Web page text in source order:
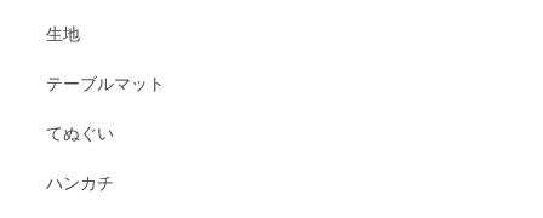
生地
テーブルマット
てぬぐい
ハンカチ